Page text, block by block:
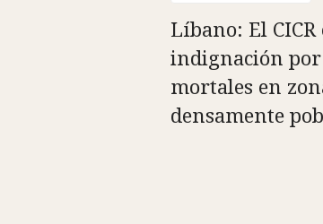
Líbano: El CICR
indignación por
mortales en
densamente